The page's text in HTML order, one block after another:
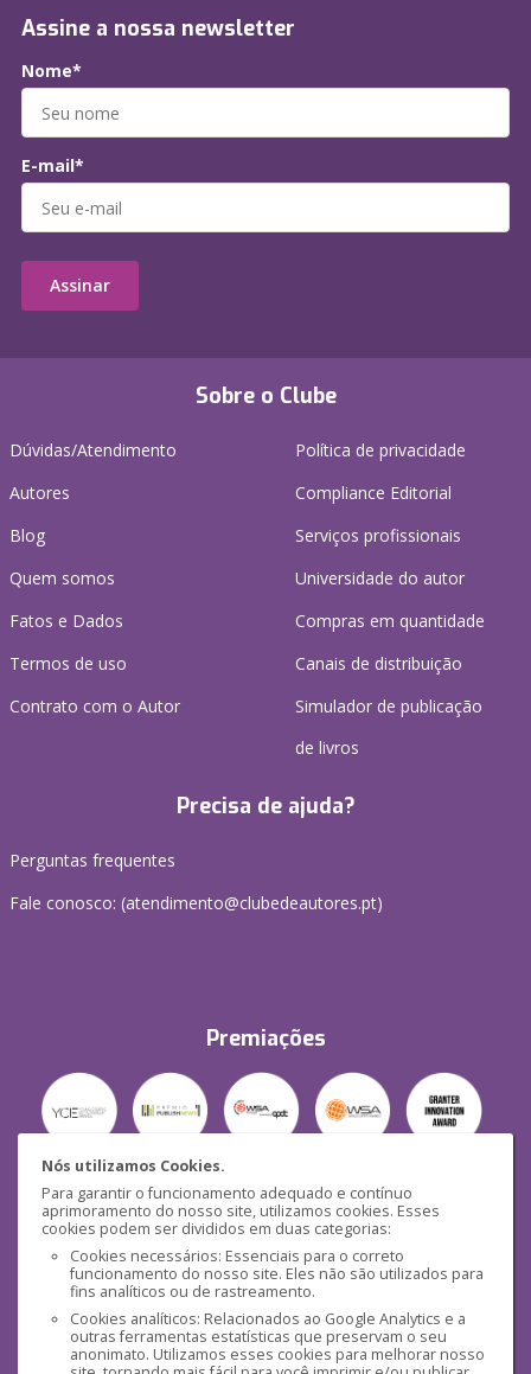
Nós utilizamos Cookies.
Para garantir o funcionamento adequado e contínuo
aprimoramento do nosso site, utilizamos cookies. Esses
cookies podem ser divididos em duas categorias:
Cookies necessários: Essenciais para o correto
funcionamento do nosso site. Eles não são utilizados para
fins analíticos ou de rastreamento.
Cookies analíticos: Relacionados ao Google Analytics e a
outras ferramentas estatísticas que preservam o seu
anonimato. Utilizamos esses cookies para melhorar nosso
Sobre o Clube
Dúvidas/Atendimento
Autores
Blog
Quem somos
Fatos e Dados
Termos de uso
Contrato com o Autor
Política de privacidade
Compliance Editorial
Serviços profissionais
Universidade do autor
Compras em quantidade
Canais de distribuição
Simulador de publicação
de livros
Precisa de ajuda?
Perguntas frequentes
Fale conosco: (atendimento@clubedeautores.pt)
Premiações
Segurança
Mídias Sociais
Assine a nossa newsletter
Nome*
E-mail*
Assinar